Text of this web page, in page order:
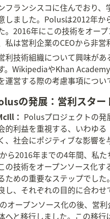
フランシスコに住んでおり
しました。Polusは2012年
。2016年にこの技術をオー
私は営利企業のCEOから非営
利技術組織について興味が
。WikipediaやKhan
運営する際の考慮事項につい
の発展：営利スター
： Polusプロジェクトの発
的利益を重視する、いわゆ
、社会にポジティブな影響を
ら2016年までの4年間、私
の技術をオープンソース化
ための重要なステップでし
し、それぞれの目的に合わせ
オープンソース化の後、営
へと移行しました。この移